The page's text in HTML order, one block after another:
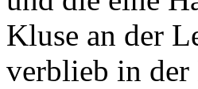
Kluse an der
verblieb in der